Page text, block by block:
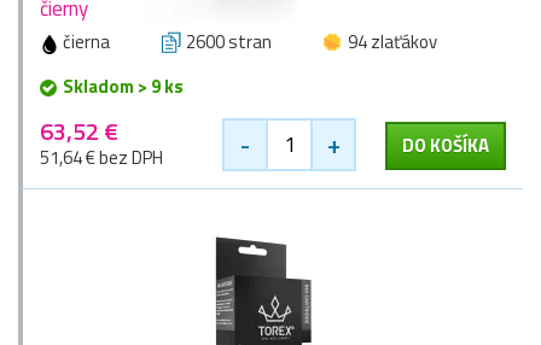
čierny
čierna 2600 stran
94 zlaťákov
Skladom > 9 ks
63,52 €
51,64 € bez DPH - + DO KOŠÍKA